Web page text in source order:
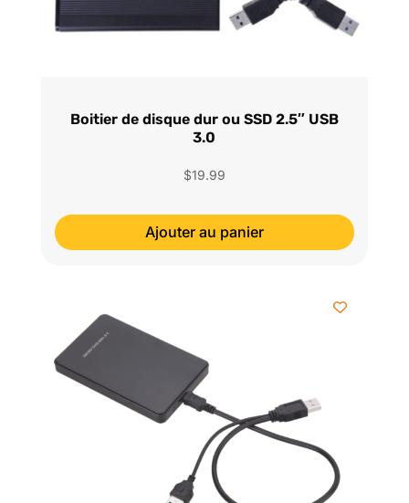
Boitier de disque dur ou SSD 2.5″ USB
3.0
$19.99
Ajouter au panier